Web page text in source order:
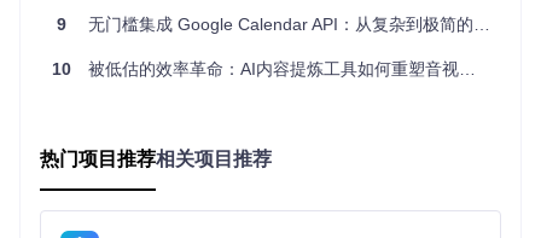
    response = requests.get(url, headers=headers)
        data = response.json()
"contributors"
        }
return None
9 无门槛集成 Google Calendar API：从复杂到极简的开发革命
10 被低估的效率革命：AI内容提炼工具如何重塑音视频信息处理流程
热门项目推荐相关项目推荐